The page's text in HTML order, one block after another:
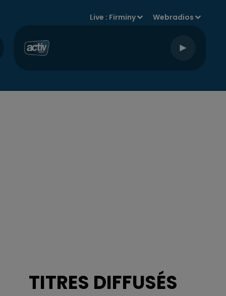
Live : Firminy Webradios
TITRES DIFFUSÉS